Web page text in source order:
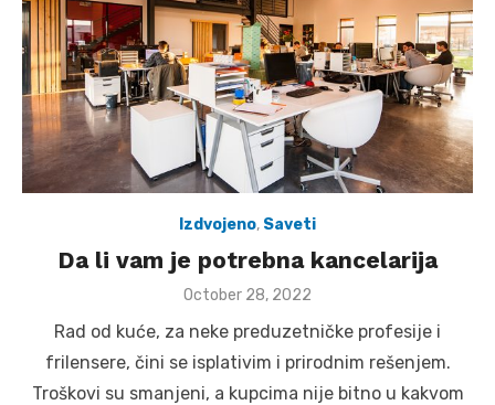
Izdvojeno, Saveti
Da li vam je potrebna kancelarija
Posted
October 28, 2022
Rad od kuće, za neke preduzetničke profesije i
frilensere, čini se isplativim i prirodnim rešenjem.
Troškovi su smanjeni, a kupcima nije bitno u kakvom